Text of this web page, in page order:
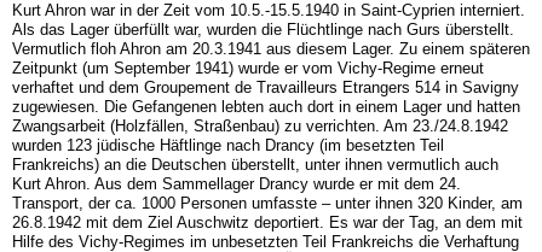
Kurt Ahron war in der Zeit vom 10.5.-15.5.1940 in Saint-Cyprien interniert.
Als das Lager überfüllt war, wurden die Flüchtlinge nach Gurs überstellt.
Vermutlich floh Ahron am 20.3.1941 aus diesem Lager. Zu einem späteren
Zeitpunkt (um September 1941) wurde er vom Vichy-Regime erneut
verhaftet und dem Groupement de Travailleurs Etrangers 514 in Savigny
zugewiesen. Die Gefangenen lebten auch dort in einem Lager und hat­ten
Zwangsarbeit (Holzfällen, Straßenbau) zu verrichten. Am 23./24.8.1942
wurden 123 jüdische Häftlinge nach Drancy (im besetzten Teil
Frankreichs) an die Deutschen über­stellt, unter ihnen vermutlich auch
Kurt Ahron. Aus dem Sammellager Drancy wurde er mit dem 24.
Transport, der ca. 1000 Personen umfasste – unter ihnen 320 Kinder, am
26.8.1942 mit dem Ziel Auschwitz deportiert. Es war der Tag, an dem mit
Hilfe des Vichy-Regimes im unbesetzten Teil Frankreichs die Verhaftung